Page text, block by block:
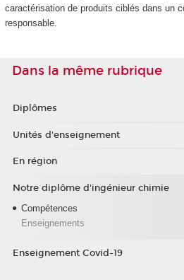
caractérisation de produits ciblés dans un
responsable.
Dans la même rubrique
Diplômes
Unités d'enseignement
En région
Notre diplôme d'ingénieur chimie
Compétences
Enseignements
Enseignement Covid-19